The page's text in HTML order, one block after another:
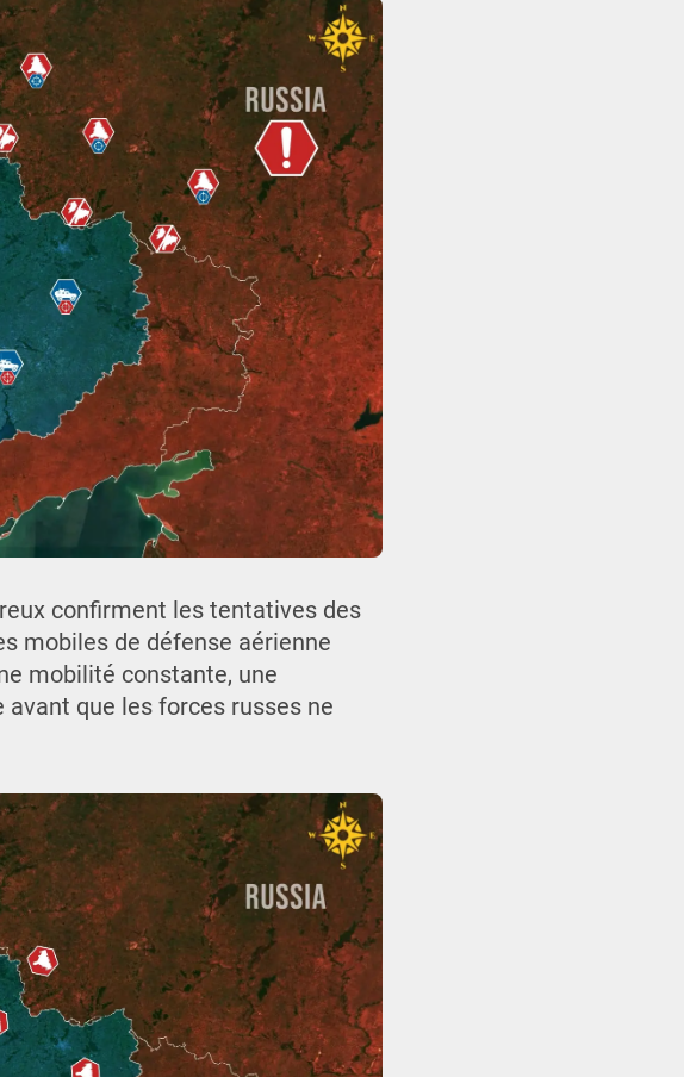
confirment les tentatives des
mobiles de défense aérienne
mobilité constante, une
que les forces russes ne